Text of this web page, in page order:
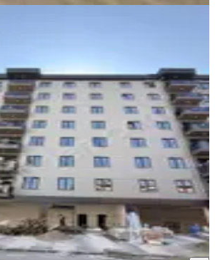
Sultanbeyli
·100 m²·2. Kat ·07.08.2026
₺
DANIŞMANLIĞI Selma Karaköse